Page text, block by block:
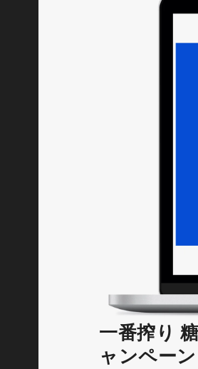
一番搾り
ャンペー